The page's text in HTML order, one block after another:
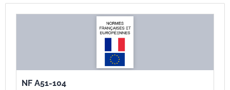
1 - décembre 1983
NF A51-104